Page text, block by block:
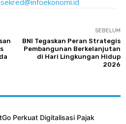
SEBELUM
BNI Tegaskan Peran Strategis
Pembangunan Berkelanjutan
di Hari Lingkungan Hidup
2026
Perkuat Digitalisasi Pajak